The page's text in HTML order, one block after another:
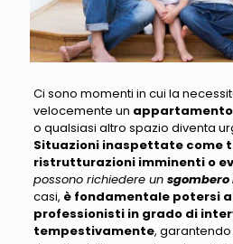
Ci sono momenti in cui la
velocemente un appartamento
o qualsiasi altro spazio diventa
Situazioni inaspettate come
ristrutturazioni imminenti o
possono richiedere un
casi, è fondamentale potersi
professionisti in grado di
tempestivamente,